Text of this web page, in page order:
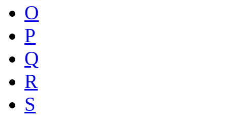
O
P
Q
R
S